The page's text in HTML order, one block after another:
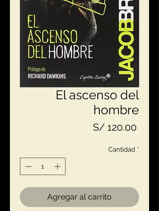
El ascenso del
hombre
S/ 120.00Precio
Cantidad *
Agregar al carrito